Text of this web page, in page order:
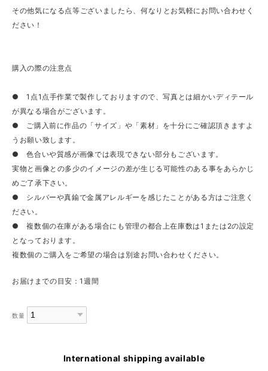
その他気になる点等ございましたら、何なりとお気軽にお問い合わせく
ださい！
購入の際の注意点
● 1点1点手作業で製作しておりますので、写真とは細かいディテール
が異なる場合がございます。
● ご購入前に作品の「サイズ」や「素材」を十分にご確認頂きますよ
うお願い致します。
● 色合いや質感が画像では表現できない部分もございます。
実物と画像との多少のイメージの差が生じる可能性のある事をあらかじ
めご了承下さい。
● シルバーや真鍮で金属アレルギーを感じたことがある方はご注意く
ださい。
● 複数個の在庫がある場合にも管理の都合上在庫数は1または2の設定
となっております。
複数個のご購入をご希望の場合は別途お問い合わせください。
お届けまでの目安：1週間
数量
International shipping available